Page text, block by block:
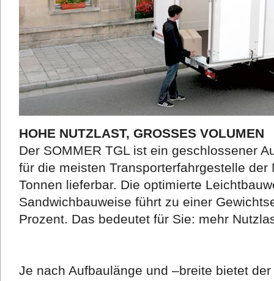
HOHE NUTZLAST, GROSSES VOLUMEN
Der SOMMER TGL ist ein geschlossener
für die meisten Transporterfahrgestelle
Tonnen lieferbar. Die optimierte
Sandwichbauweise führt zu einer
Prozent. Das bedeutet für Sie: mehr
Je nach Aufbaulänge und –breite bietet